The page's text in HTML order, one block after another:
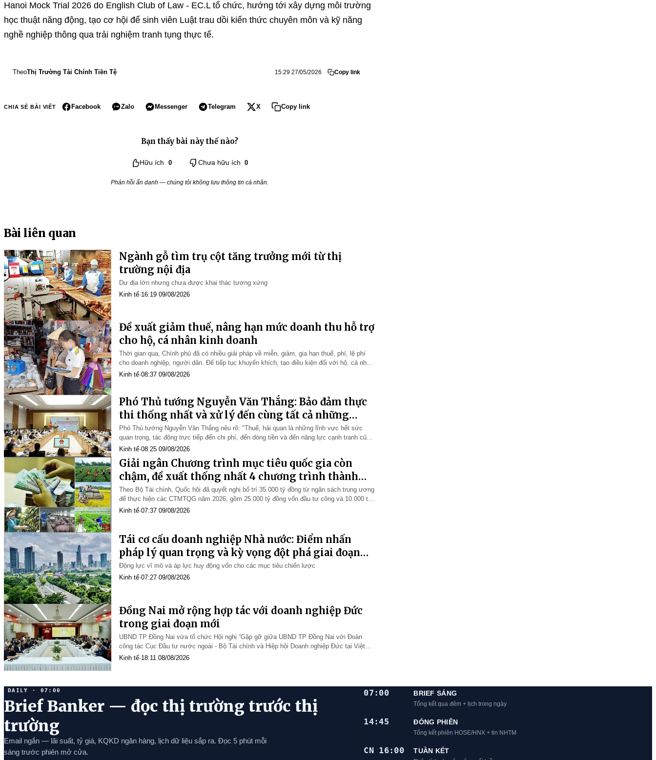
Hanoi Mock Trial 2026 do English Club of Law - EC.L tổ chức, hướng tới xây dựng môi trường
học thuật năng động, tạo cơ hội để sinh viên Luật trau dồi kiến thức chuyên môn và kỹ năng
nghề nghiệp thông qua trải nghiệm tranh tụng thực tế.
TheoThị Trường Tài Chính Tiền Tệ 15:29 27/05/2026 Copy link
CHIA SẺ BÀI VIẾT Facebook Zalo Messenger Telegram X Copy link
Bạn thấy bài này thế nào?
Hữu ích 0 Chưa hữu ích 0
Phản hồi ẩn danh — chúng tôi không lưu thông tin cá nhân.
Bài liên quan
Ngành gỗ tìm trụ cột tăng trưởng mới từ thị
trường nội địa
Dư địa lớn nhưng chưa được khai thác tương xứng
Kinh tế·16:19 09/08/2026
Đề xuất giảm thuế, nâng hạn mức doanh thu hỗ trợ
cho hộ, cá nhân kinh doanh
Thời gian qua, Chính phủ đã có nhiều giải pháp về miễn, giảm, gia hạn thuế, phí, lệ phí
cho doanh nghiệp, người dân. Để tiếp tục khuyến khích, tạo điều kiện đối với hộ, cá nhân
kinh doanh, doanh nghiệp nhỏ và vừa phát tr…
Kinh tế·08:37 09/08/2026
Phó Thủ tướng Nguyễn Văn Thắng: Bảo đảm thực
thi thống nhất và xử lý đến cùng tất cả những
vướng mắc
Phó Thủ tướng Nguyễn Văn Thắng nêu rõ: "Thuế, hải quan là những lĩnh vực hết sức
quan trọng, tác động trực tiếp đến chi phí, đến dòng tiền và đến năng lực cạnh tranh của
các doanh nghiệp". Trong thời gian vừa qua, Chính…
Kinh tế·08:25 09/08/2026
Giải ngân Chương trình mục tiêu quốc gia còn
chậm, đề xuất thống nhất 4 chương trình thành
một
Theo Bộ Tài chính, Quốc hội đã quyết nghị bố trí 35.000 tỷ đồng từ ngân sách trung ương
để thực hiện các CTMTQG năm 2026, gồm 25.000 tỷ đồng vốn đầu tư công và 10.000 tỷ
đồng kinh phí thường xuyên.
Kinh tế·07:37 09/08/2026
Tái cơ cấu doanh nghiệp Nhà nước: Điểm nhấn
pháp lý quan trọng và kỳ vọng đột phá giai đoạn
2026 – 2030
Động lực vĩ mô và áp lực huy động vốn cho các mục tiêu chiến lược
Kinh tế·07:27 09/08/2026
Đồng Nai mở rộng hợp tác với doanh nghiệp Đức
trong giai đoạn mới
UBND TP Đồng Nai vừa tổ chức Hội nghị “Gặp gỡ giữa UBND TP Đồng Nai với Đoàn
công tác Cục Đầu tư nước ngoài - Bộ Tài chính và Hiệp hội Doanh nghiệp Đức tại Việt
Nam (GBA)”, do ông Nguyễn Kim Long, Ủy viên Ban Thường vụ T…
Kinh tế·18:11 08/08/2026
DAILY · 07:00
Brief Banker — đọc thị trường trước thị
trường
Email ngắn — lãi suất, tỷ giá, KQKD ngân hàng, lịch dữ liệu sắp ra. Đọc 5 phút mỗi
sáng trước phiên mở cửa.
07:00 BRIEF SÁNG
Tổng kết qua đêm + lịch trong ngày
14:45 ĐÓNG PHIÊN
Tổng kết phiên HOSE/HNX + tin NHTM
CN 16:00 TUẦN KẾT